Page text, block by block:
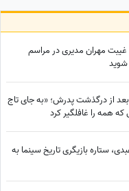
غیبت مهران مدیری در مراسم
شوید
از درگذشت پدرش؛ «به جای تاج
همه را غافلگیر کرد
ستاره بازیگری تاریخ سینما به